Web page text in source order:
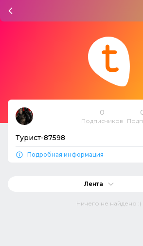
0
Подписчиков
Турист-87598
Подробная информация
Лента
Ничего не найдено :(